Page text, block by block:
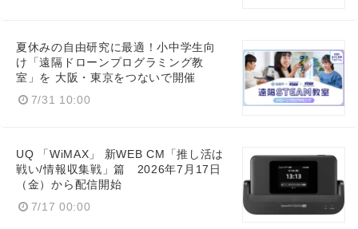
夏休みの自由研究に最適！小中学生向
け「遠隔ドローンプログラミング教
室」を 大阪・東京をつないで開催
7/31 10:00
UQ 「WiMAX」 新WEB CM「推し活は
戦い/情報収集戦」篇 2026年7月17日
（金）から配信開始
7/17 00:00